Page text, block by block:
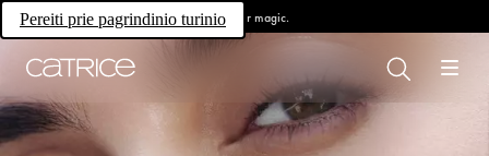
Pereiti prie pagrindinio turinioOwn your magic.